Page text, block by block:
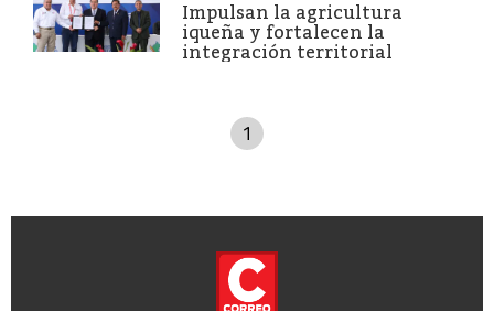
Impulsan la agricultura
iqueña y fortalecen la
integración territorial
1